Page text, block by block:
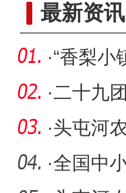
最新资讯
·“香梨小
赛
·二十九
·头屯河
力全开
·全国中